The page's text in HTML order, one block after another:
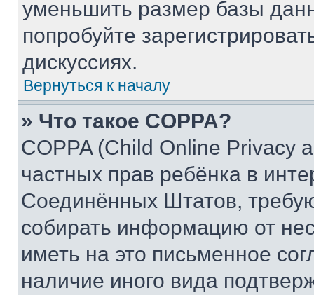
уменьшить размер базы
попробуйте
дискуссиях.
Вернуться к началу
» Что такое COPPA?
COPPA (Child Online Privacy
частных прав ребёнка в
Соединённых Штатов,
собирать информацию от
иметь на это письменное
наличие иного вида